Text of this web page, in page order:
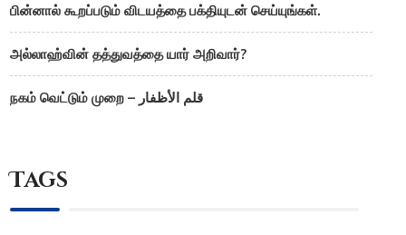
பின்னால் கூறப்படும் விடயத்தை பக்தியுடன் செய்யுங்கள்.
அல்லாஹ்வின் தத்துவத்தை யார் அறிவார்?
நகம் வெட்டும் முறை – قلم الأظفار
Tags